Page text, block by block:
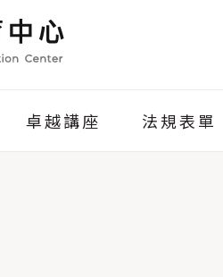
卓越講座 法規表單